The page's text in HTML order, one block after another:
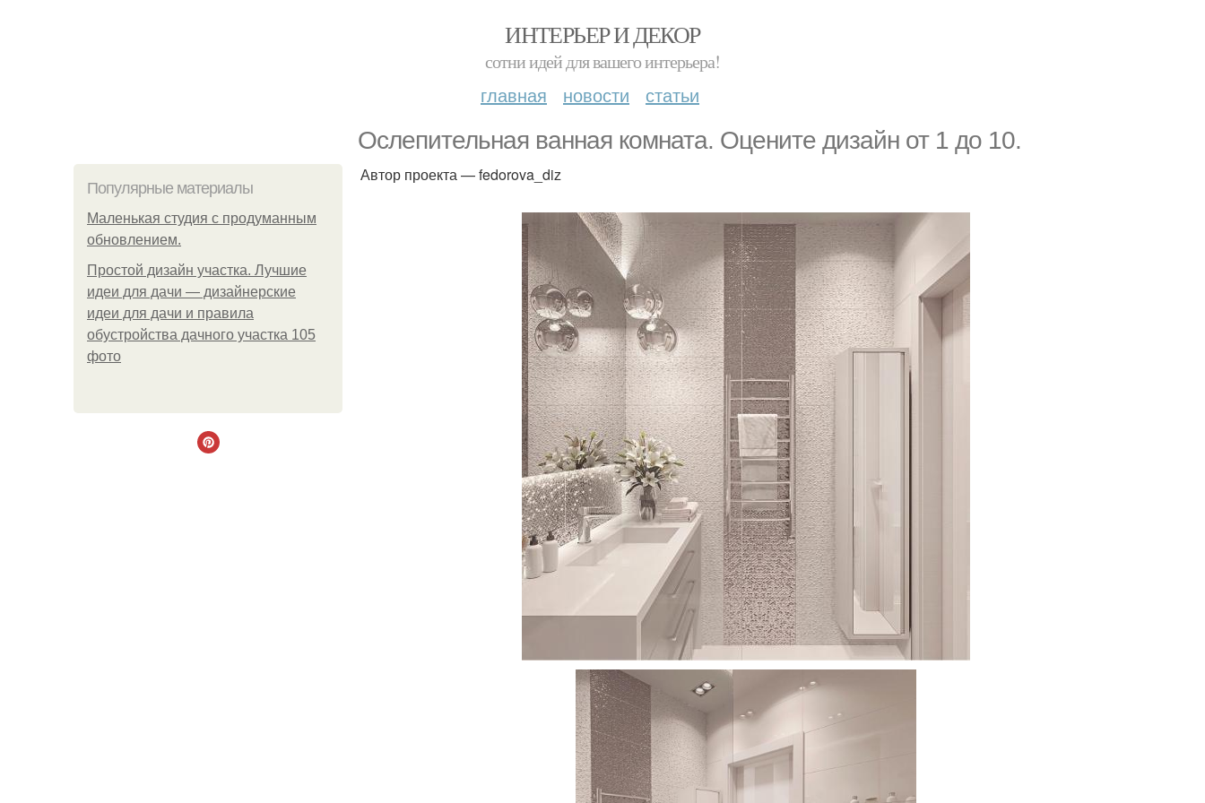
ИНТЕРЬЕР И ДЕКОР
сотни идей для вашего интерьера!
главная новости статьи
Ослепительная ванная комната. Оцените дизайн от 1 до 10.
Популярные материалы
Маленькая студия с продуманным
обновлением.
Простой дизайн участка. Лучшие
идеи для дачи — дизайнерские
идеи для дачи и правила
обустройства дачного участка 105
фото
Автор проекта — fedorova_diz